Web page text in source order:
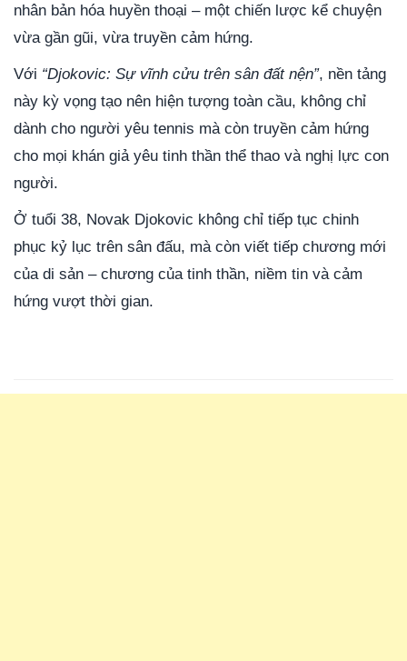
nhân bản hóa huyền thoại – một chiến lược kể chuyện
vừa gần gũi, vừa truyền cảm hứng.
Với “Djokovic: Sự vĩnh cửu trên sân đất nện”, nền tảng
này kỳ vọng tạo nên hiện tượng toàn cầu, không chỉ
dành cho người yêu tennis mà còn truyền cảm hứng
cho mọi khán giả yêu tinh thần thể thao và nghị lực con
người.
Ở tuổi 38, Novak Djokovic không chỉ tiếp tục chinh
phục kỷ lục trên sân đấu, mà còn viết tiếp chương mới
của di sản – chương của tinh thần, niềm tin và cảm
hứng vượt thời gian.